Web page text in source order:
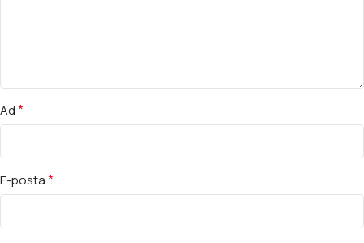
Ad*
E-posta*